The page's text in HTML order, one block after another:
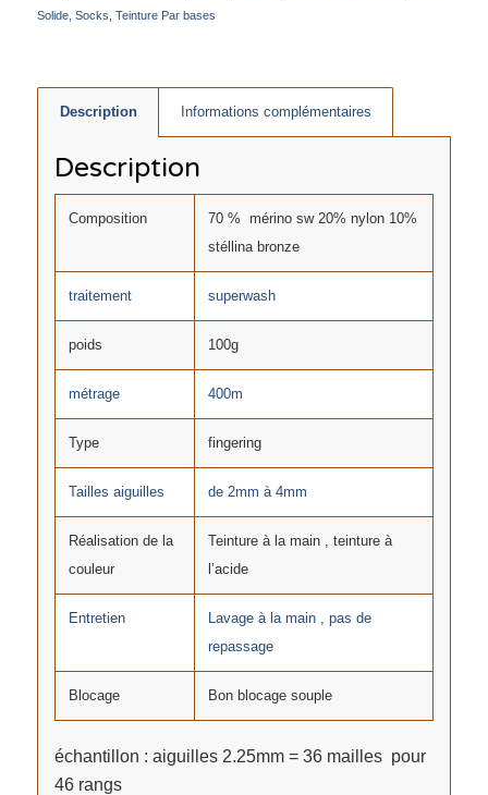
Solide, Socks Teinture Par bases
Description Informations complémentaires
Description
Composition
70 % mérino sw 20% nylon 10%
stéllina bronze
traitement superwash
poids 100g
métrage 400m
Type fingering
Tailles aiguilles de 2mm à 4mm
Réalisation de la
couleur
Teinture à la main , teinture à
l’acide
Entretien
Lavage à la main , pas de
repassage
Blocage Bon blocage souple
échantillon : aiguilles 2.25mm = 36 mailles pour
46 rangs